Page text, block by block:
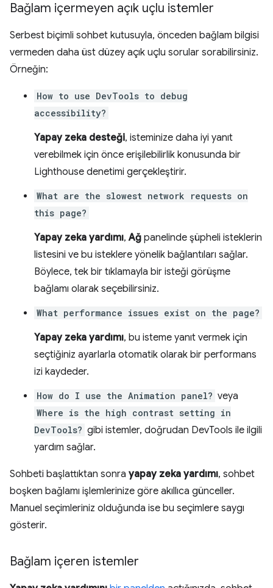
Bağlam içermeyen açık uçlu istemler
Serbest biçimli sohbet kutusuyla, önceden bağlam bilgisi
vermeden daha üst düzey açık uçlu sorular sorabilirsiniz.
Örneğin:
How to use DevTools to debug
accessibility?
Yapay zeka desteği, isteminize daha iyi yanıt
verebilmek için önce erişilebilirlik konusunda bir
Lighthouse denetimi gerçekleştirir.
What are the slowest network requests on
this page?
Yapay zeka yardımı,Ağ panelinde şüpheli isteklerin
listesini ve bu isteklere yönelik bağlantıları sağlar.
Böylece, tek bir tıklamayla bir isteği görüşme
bağlamı olarak seçebilirsiniz.
What performance issues exist on the page?
Yapay zeka yardımı, bu isteme yanıt vermek için
seçtiğiniz ayarlarla otomatik olarak bir performans
izi kaydeder.
How do I use the Animation panel? veya
Where is the high contrast setting in
DevTools? gibi istemler, doğrudan DevTools ile ilgili
yardım sağlar.
Sohbeti başlattıktan sonra yapay zeka yardımı, sohbet
boşken bağlamı işlemlerinize göre akıllıca günceller.
Manuel seçimleriniz olduğunda ise bu seçimlere saygı
gösterir.
Bağlam içeren istemler